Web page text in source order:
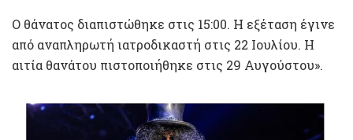
Ο θάνατος διαπιστώθηκε στις 15:00. Η εξέταση έγινε
από αναπληρωτή ιατροδικαστή στις 22 Ιουλίου. Η
αιτία θανάτου πιστοποιήθηκε στις 29 Αυγούστου».